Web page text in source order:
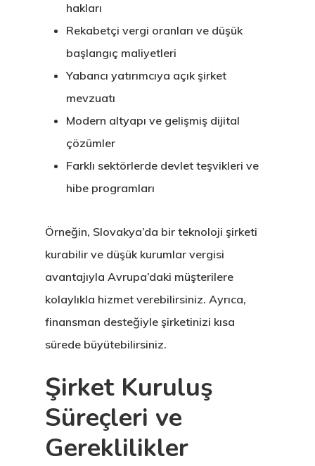
hakları
Rekabetçi vergi oranları ve düşük
başlangıç maliyetleri
Yabancı yatırımcıya açık şirket
mevzuatı
Modern altyapı ve gelişmiş dijital
çözümler
Farklı sektörlerde devlet teşvikleri ve
hibe programları
Örneğin, Slovakya’da bir teknoloji şirketi
kurabilir ve düşük kurumlar vergisi
avantajıyla Avrupa’daki müşterilere
kolaylıkla hizmet verebilirsiniz. Ayrıca,
finansman desteğiyle şirketinizi kısa
sürede büyütebilirsiniz.
Şirket Kuruluş
Süreçleri ve
Gereklilikler